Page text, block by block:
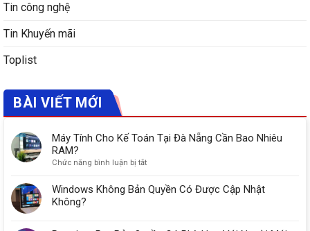
Tin công nghệ
Tin Khuyến mãi
Toplist
BÀI VIẾT MỚI
Máy Tính Cho Kế Toán Tại Đà Nẵng Cần Bao Nhiêu
RAM?
Chức năng bình luận bị tắtở
Tính
Windows Không Bản Quyền Có Được Cập Nhật
Không?